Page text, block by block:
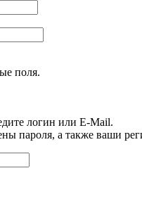
поля.
логин или E-Mail.
пароля, а также ваши